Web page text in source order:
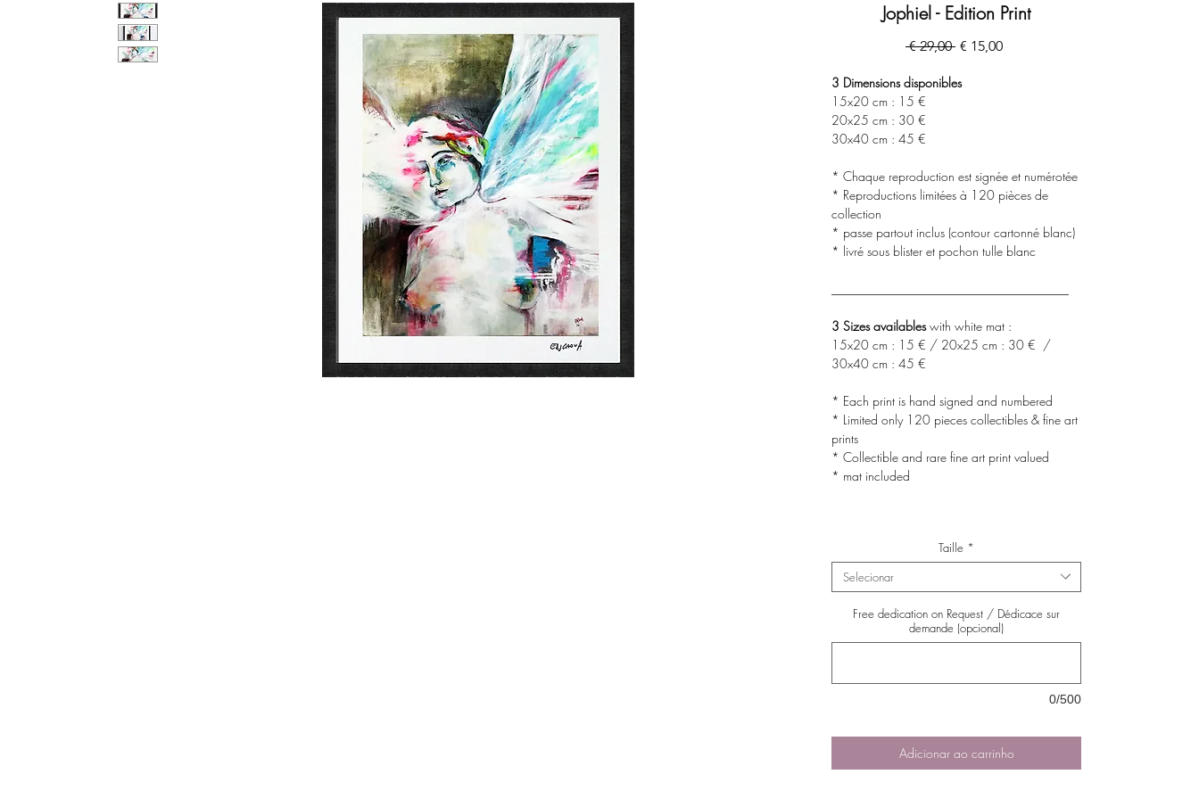
Jophiel - Edition Print
€ 29,00 Preço
€ 15,00Preço
3 Dimensions disponibles
15x20 cm : 15 €
20x25 cm : 30 €
30x40 cm : 45 €
* Chaque reproduction est signée et numérotée
* Reproductions limitées à 120 pièces de
collection
* passe partout inclus (contour cartonné blanc)
* livré sous blister et pochon tulle blanc
3 Sizes availableswith white mat :
15x20 cm : 15 € / 20x25 cm : 30 € /
30x40 cm : 45 €
* Each print is hand signed and numbered
* Limited only 120 pieces collectibles & fine art
prints
* Collectible and rare fine art print valued
* mat included
Taille *
Selecionar
Free dedication on Request / Dédicace sur
demande (opcional)
0/500
Adicionar ao carrinho